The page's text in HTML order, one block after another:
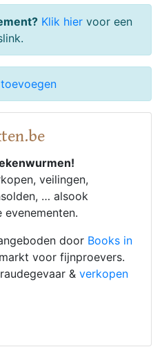
Klik hier voor een
veilingen,
… alsook
door Books in
voor fijnproevers.
& verkopen